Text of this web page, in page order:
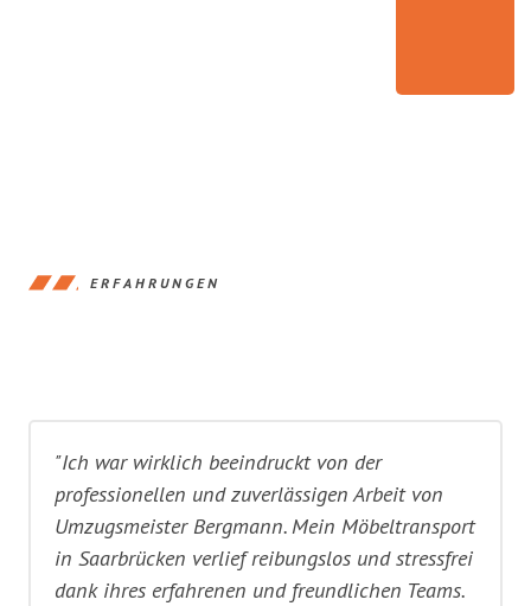
ERFAHRUNGEN
"Ich war wirklich beeindruckt von der
professionellen und zuverlässigen Arbeit von
Umzugsmeister Bergmann. Mein Möbeltransport
in Saarbrücken verlief reibungslos und stressfrei
dank ihres erfahrenen und freundlichen Teams.